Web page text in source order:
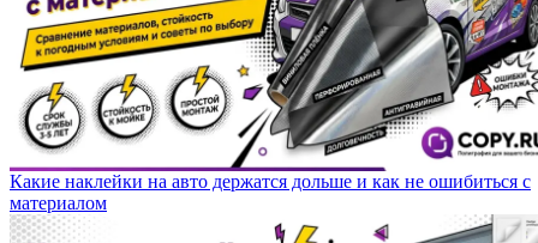
Какие наклейки на авто держатся дольше и как не ошибиться с
материалом